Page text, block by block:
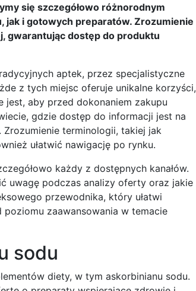
się szczegółowo różnorodnym
jak i gotowych preparatów. Zrozumienie
gwarantując dostęp do produktu
aptek, przez specjalistyczne
z tych miejsc oferuje unikalne korzyści,
aby przed dokonaniem zakupu
gdzie dostęp do informacji jest na
terminologii, takiej jak
ułatwić nawigację po rynku.
każdy z dostępnych kanałów.
uwagę podczas analizy oferty oraz jakie
przewodnika, który ułatwi
zaawansowania w temacie
sodu
diety, w tym askorbinianu sodu.